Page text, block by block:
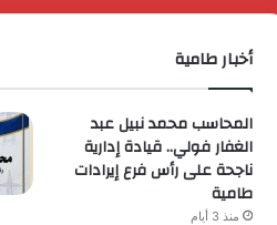
أخبار طامية
المحاسب محمد نبيل عبد
الغفار فولي.. قيادة إدارية
ناجحة على رأس فرع إيرادات
طامية
منذ 3 أيام